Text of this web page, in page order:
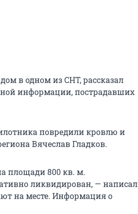
в одном из СНТ, рассказал
информации, пострадавших
повредили кровлю и
Вячеслав Гладков.
площади 800 кв. м.
ликвидирован, — написал
на месте. Информация о